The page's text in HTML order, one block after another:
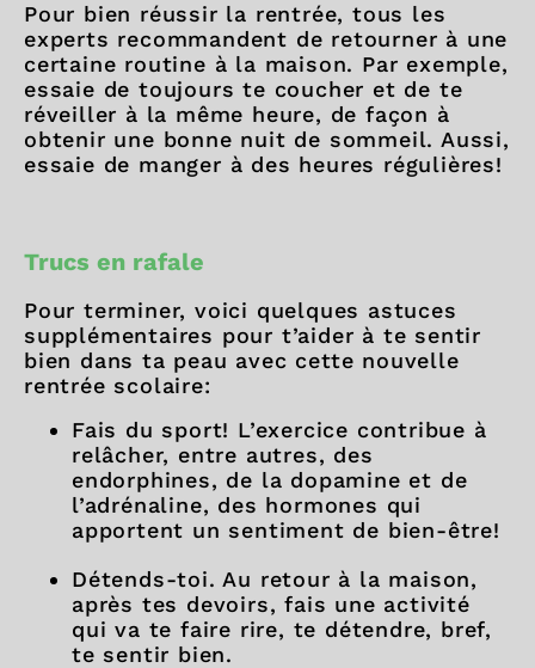
Pour bien réussir la rentrée, tous les
experts recommandent de retourner à une
certaine routine à la maison. Par exemple,
essaie de toujours te coucher et de te
réveiller à la même heure, de façon à
obtenir une bonne nuit de sommeil. Aussi,
essaie de manger à des heures régulières!
Trucs en rafale
Pour terminer, voici quelques astuces
supplémentaires pour t’aider à te sentir
bien dans ta peau avec cette nouvelle
rentrée scolaire:
Fais du sport! L’exercice contribue à
relâcher, entre autres, des
endorphines, de la dopamine et de
l’adrénaline, des hormones qui
apportent un sentiment de bien-être!
Détends-toi. Au retour à la maison,
après tes devoirs, fais une activité
qui va te faire rire, te détendre, bref,
te sentir bien.